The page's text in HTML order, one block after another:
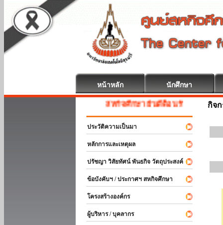
หน้าหลัก นักศึกษา
สหกิจศึกษา ยินดีต้อนรับ
ประวัติความเป็นมา
หลักการและเหตุผล
ปรัชญา วิสัยทัศน์ พันธกิจ วัตถุประสงค์
ข้อบังคับฯ / ประกาศฯ สหกิจศึกษา
โครงสร้างองค์กร
ผู้บริหาร / บุคลากร
กิจ